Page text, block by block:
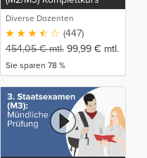
Diverse Dozenten
(447)
454,05€mtl. 99,99 € mtl.
Sie sparen 78 %